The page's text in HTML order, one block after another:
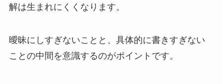
解は生まれにくくなります。
曖昧にしすぎないことと、具体的に書きすぎない
ことの中間を意識するのがポイントです。